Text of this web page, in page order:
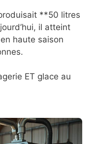
**50 litres
il atteint
haute saison
ET glace au